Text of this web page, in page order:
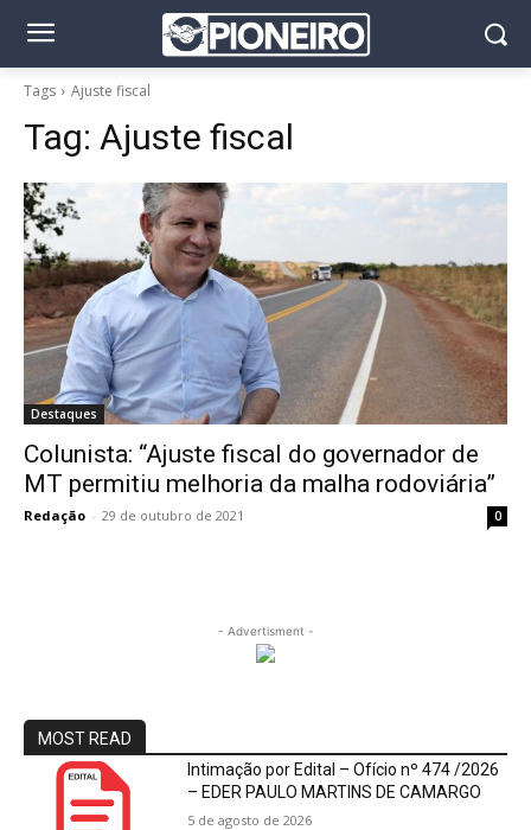
Tags Ajuste fiscal
Tag: Ajuste fiscal
Destaques
Colunista: “Ajuste fiscal do governador de
MT permitiu melhoria da malha rodoviária”
Redação - 29 de outubro de 2021 0
- Advertisment -
MOST READ
Intimação por Edital – Ofício nº 474 /2026
– EDER PAULO MARTINS DE CAMARGO
5 de agosto de 2026